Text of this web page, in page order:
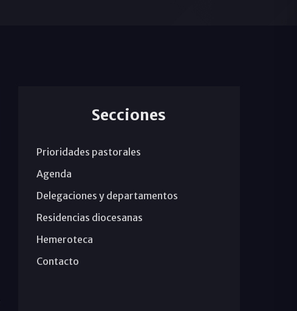
Secciones
Prioridades pastorales
Agenda
Delegaciones y departamentos
Residencias diocesanas
Hemeroteca
Contacto